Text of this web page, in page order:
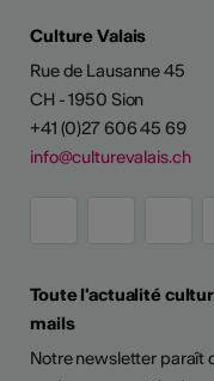
Culture Valais
Rue de Lausanne 45
CH - 1950 Sion
+41 (0)27 606 45 69
info@culturevalais.ch
Toute l'actualité
mails
Notre newsletter paraît